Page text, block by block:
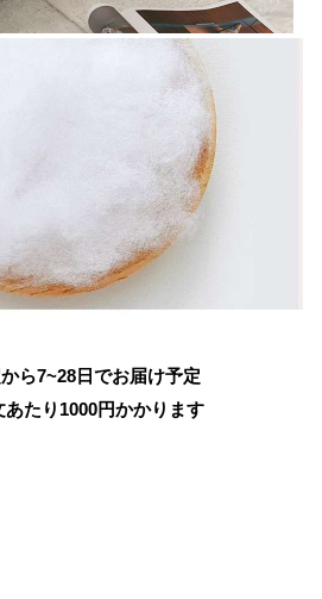
ら7~28日でお届け予定
たり 1000円かかります